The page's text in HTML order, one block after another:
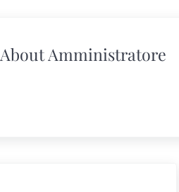
AboutAmministratore